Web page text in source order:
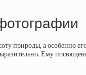
природы, а
Ему